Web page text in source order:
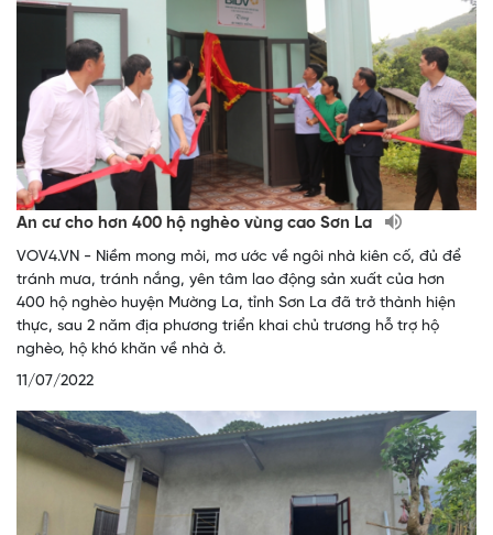
An cư cho hơn 400 hộ nghèo vùng cao Sơn La
VOV4.VN - Niềm mong mỏi, mơ ước về ngôi nhà kiên cố, đủ để
tránh mưa, tránh nắng, yên tâm lao động sản xuất của hơn
400 hộ nghèo huyện Mường La, tỉnh Sơn La đã trở thành hiện
thực, sau 2 năm địa phương triển khai chủ trương hỗ trợ hộ
nghèo, hộ khó khăn về nhà ở.
11/07/2022